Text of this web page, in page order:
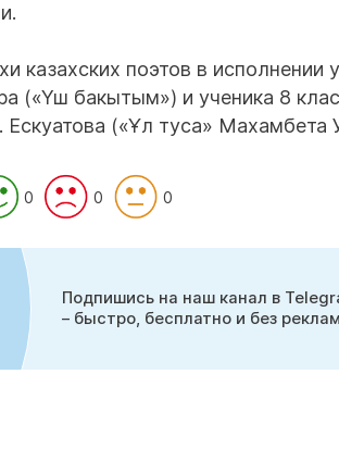
казахских поэтов в исполнении
(«Үш бакытым») и ученика 8
(«Ұл туса» Махамбета
0 0 0
Подпишись на наш канал в
– быстро, бесплатно и без